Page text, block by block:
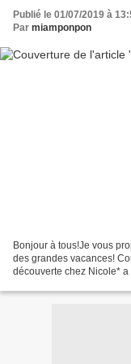
Publié le 01/07/2019 à
Par miamponpon
Bonjour à tous!Je vous
des grandes vacances!
découverte chez Nicole* a